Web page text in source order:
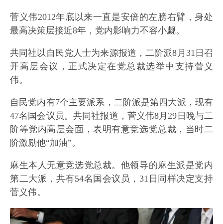
菅义伟2012年底以来一直是安倍的左膀右臂，身处
最高决策层接近8年，党内影响力不容小觑。
共同社以自民党人士为来源报道，二阶派8月31日召
开高层会议，正式决定在党总裁选举中支持菅义
伟。
自民党内有7个主要派系，二阶派是第四大派，现有
47名国会议员。共同社报道，菅义伟8月29日晚与二
阶等党内高层会面，表明有意竞选党总裁，当时二
阶激励他“加油”。
麻生本人无意竞选党总裁。他领导的麻生派是党内
第二大派，共有54名国会议员，31日同样决定支持
菅义伟。